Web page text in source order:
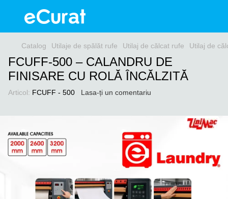
Catalog Utilaje de spălăt rufe Utilaj de călcat rufe Utilaj de
FCUFF-500 – CALANDRU DE
FINISARE CU ROLĂ ÎNCĂLZITĂ
Articol: FCUFF - 500 Lasa-ți un comentariu